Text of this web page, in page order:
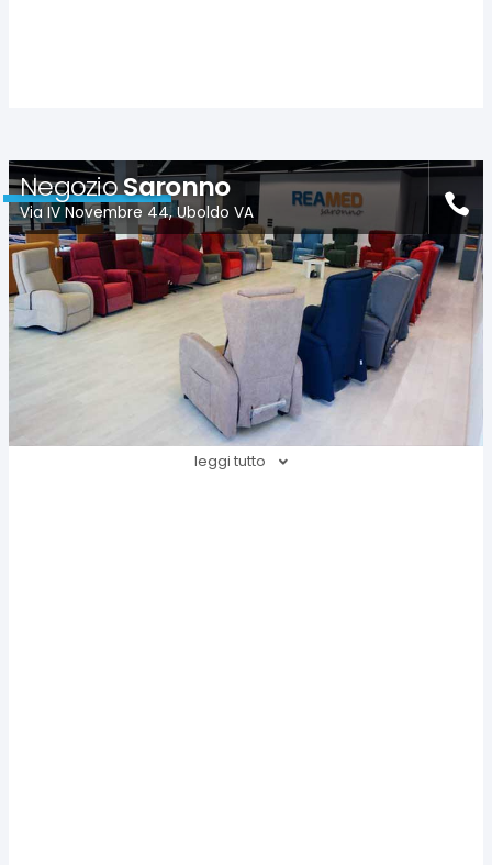
NegozioSaronno
Via IV Novembre 44, Uboldo VA
leggi tutto